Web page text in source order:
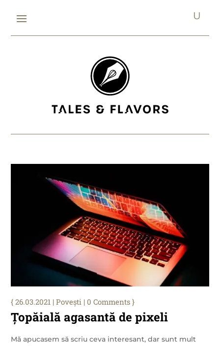
Țopăială agasantă de pixeli
26.03.2021 |Povești | 0 Comments
Mă apucasem să scriu ceva interesant, dar sunt mult